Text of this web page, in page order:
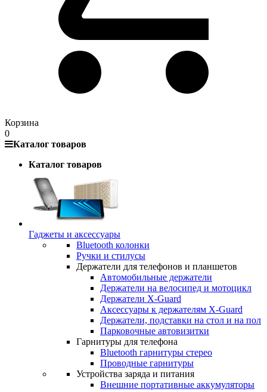
Корзина
0
Каталог товаров
Каталог товаров
Гаджеты и аксессуары
Bluetooth колонки
Ручки и стилусы
Держатели для телефонов и планшетов
Автомобильные держатели
Держатели на велосипед и мотоцикл
Держатели X-Guard
Аксессуары к держателям X-Guard
Держатели, подставки на стол и на пол
Парковочные автовизитки
Гарнитуры для телефона
Bluetooth гарнитуры стерео
Проводные гарнитуры
Устройства заряда и питания
Внешние портативные аккумуляторы